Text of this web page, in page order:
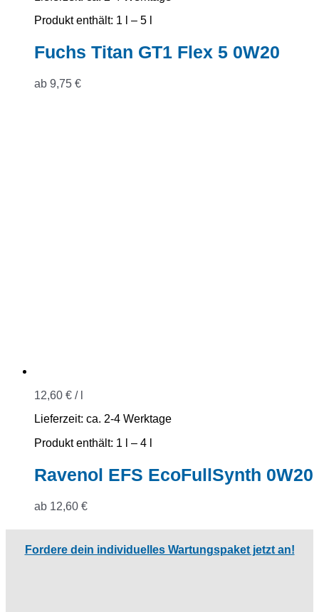
Produkt enthält: 1
– 5
Fuchs Titan GT1 Flex 5 0W20
ab 9,75 €
12,60 € /
Lieferzeit: ca. 2-4 Werktage
Produkt enthält: 1
– 4
Ravenol EFS EcoFullSynth 0W20
ab 12,60 €
Fordere dein individuelles Wartungspaket jetzt an!